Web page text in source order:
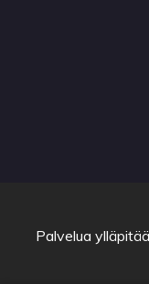
Palvelua ylläpitää